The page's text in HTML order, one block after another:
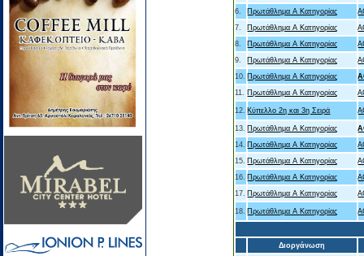
6.
Πρωτάθλημα Α Κατηγορίας
7.
Πρωτάθλημα Α Κατηγορίας
8.
Πρωτάθλημα Α Κατηγορίας
9.
Πρωτάθλημα Α Κατηγορίας
10. Πρωτάθλημα Α Κατηγορίας
11. Πρωτάθλημα Α Κατηγορίας
12. Κύπελλο 2η και 3η Σειρά
13. Πρωτάθλημα Α Κατηγορίας
14. Πρωτάθλημα Α Κατηγορίας
15. Πρωτάθλημα Α Κατηγορίας
16. Πρωτάθλημα Α Κατηγορίας
17. Πρωτάθλημα Α Κατηγορίας
18. Πρωτάθλημα Α Κατηγορίας
Διοργάνωση